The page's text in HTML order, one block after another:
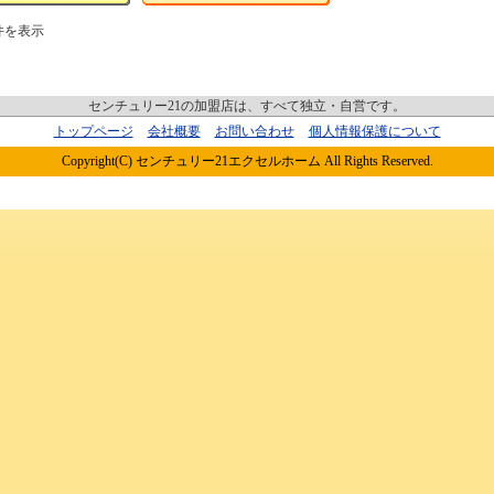
を表示
センチュリー21の加盟店は、すべて独立・自営です。
トップページ
会社概要 お問い合わせ
個人情報保護について
Copyright(C) センチュリー21エクセルホーム All Rights Reserved.